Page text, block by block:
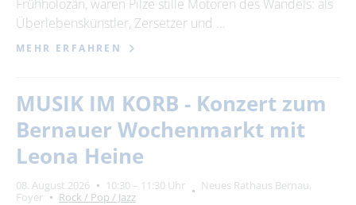
Frühholozän, waren Pilze stille Motoren des Wandels: als
Überlebenskünstler, Zersetzer und …
MEHR ERFAHREN
MUSIK IM KORB - Konzert zum
Bernauer Wochenmarkt mit
Leona Heine
08. August 2026 10:30 – 11:30 Uhr
Neues Rathaus Bernau,
Foyer
Rock / Pop / Jazz